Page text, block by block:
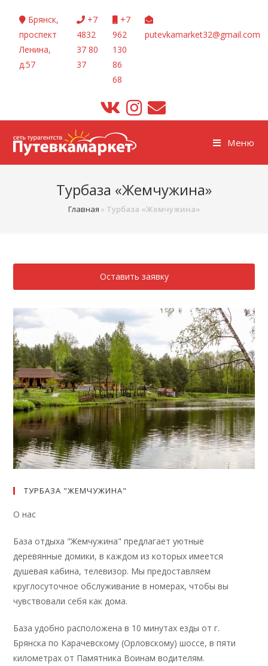
Перейти
содержимому
Брянск,
проспект
Ленина,
д.57
+7
4832
37 80
37
+7
962
130
86
68
putevkamarket32@gmail.com
Меню
Турбаза «Жемчужина»
Главная » Турбаза «Жемчужина»
Оставить заявку
ТУРБАЗА "ЖЕМЧУЖИНА"
О нас
База отдыха "Жемчужина" предлагает уютные
деревянные домики, в каждом из которых имеется
душевая кабина, телевизор. Мы предоставляем
круглосуточное обслуживание в номерах, чтобы вы
чувствовали себя как дома.
База удобно расположена в 10 минутах езды от г.
Брянска по Карачевскому (Орловскому) шоссе, в пяти
километрах от Памятника Воинам водителям.